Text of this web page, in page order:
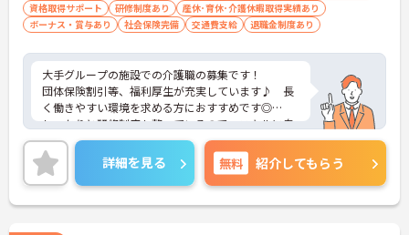
資格取得サポート
研修制度あり
産休･育休･介護休暇取得実績あり
ボーナス・賞与あり
社会保険完備 交通費支給 退職金制度あり
大手グループの施設での介護職の募集です！
団体保険割引等、福利厚生が充実しています♪ 長
く働きやすい環境を求める方におすすめです◎
しっかりと研修制度も整っているので、スキルに自
信がない方でもご安心ください☆
ご興味のある方には、面接対策ポイントなど、さら
に詳細をお話しいたしますのでお気軽にご相談くだ
さい！
詳細を見る 無料 紹介してもらう